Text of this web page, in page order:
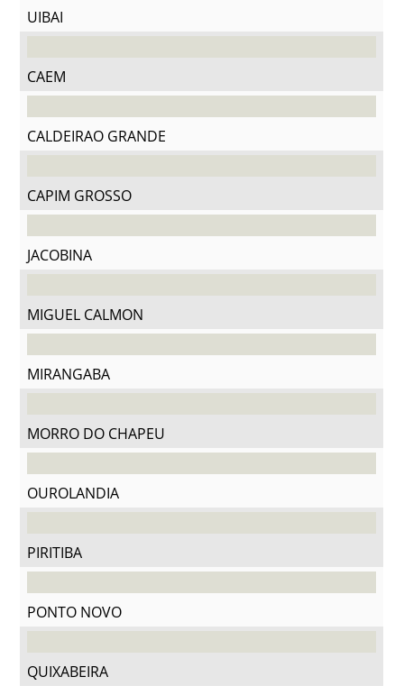
UIBAI
CAEM
CALDEIRAO GRANDE
CAPIM GROSSO
JACOBINA
MIGUEL CALMON
MIRANGABA
MORRO DO CHAPEU
OUROLANDIA
PIRITIBA
PONTO NOVO
QUIXABEIRA